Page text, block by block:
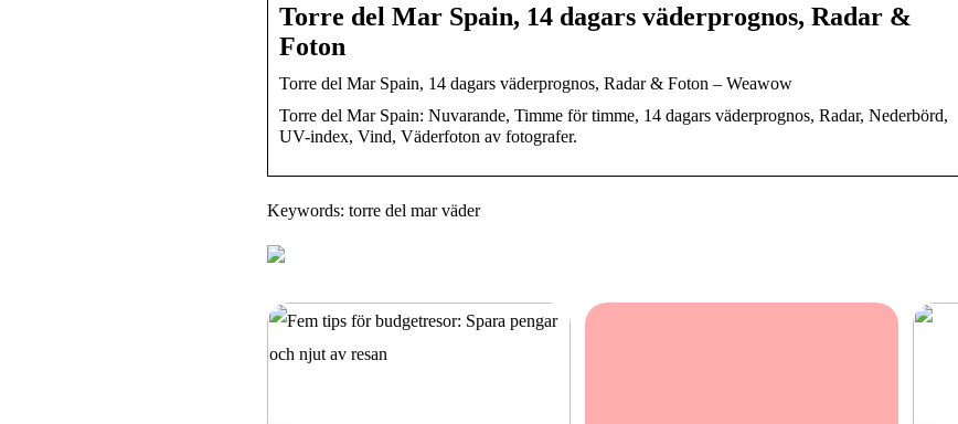
Torre del Mar Spain, 14 dagars väderprognos, Radar &
Foton
Torre del Mar Spain, 14 dagars väderprognos, Radar & Foton – Weawow
Torre del Mar Spain: Nuvarande, Timme för timme, 14 dagars väderprognos, Radar, Nederbörd,
UV-index, Vind, Väderfoton av fotografer.
Keywords: torre del mar väder